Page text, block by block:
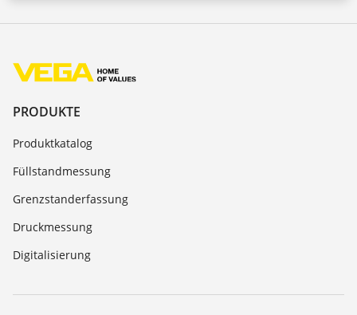
PRODUKTE
Produktkatalog
Füllstandmessung
Grenzstanderfassung
Druckmessung
Digitalisierung